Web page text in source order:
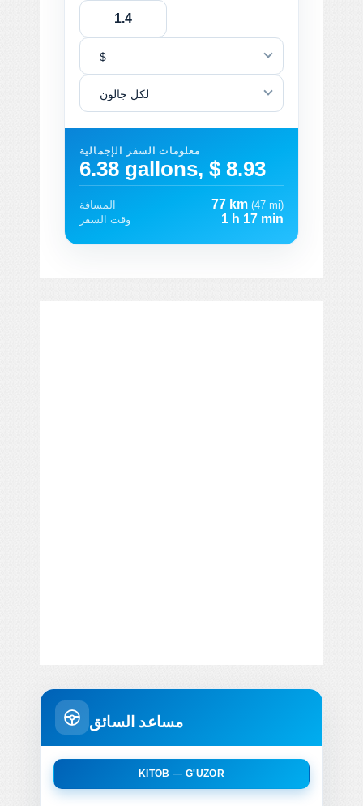
$
لكل جالون
معلومات السفر الإجمالية
6.38 gallons, $ 8.93
المسافة 77 km (47 mi)
وقت السفر
1 h 17 min
مساعد السائق
KITOB — G'UZOR